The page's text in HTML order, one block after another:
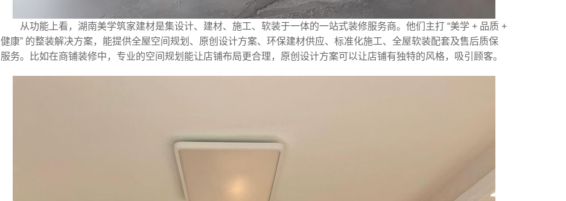
从功能上看，湖南美学筑家建材是集设计、建材、施工、软装于一体的一站式装修服务商。他们主打 “美学 + 品质 +
健康” 的整装解决方案，能提供全屋空间规划、原创设计方案、环保建材供应、标准化施工、全屋软装配套及售后质保
服务。比如在商铺装修中，专业的空间规划能让店铺布局更合理，原创设计方案可以让店铺有独特的风格，吸引顾客。